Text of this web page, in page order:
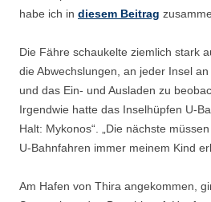
habe ich in diesem Beitrag
Die Fähre schaukelte ziemlich stark
die Abwechslungen, an jeder Insel
und das Ein- und Ausladen zu
Irgendwie hatte das Inselhüpfen U-
Halt: Mykonos“. „Die nächste
U-Bahnfahren immer meinem Kind
Am Hafen von Thira angekommen,